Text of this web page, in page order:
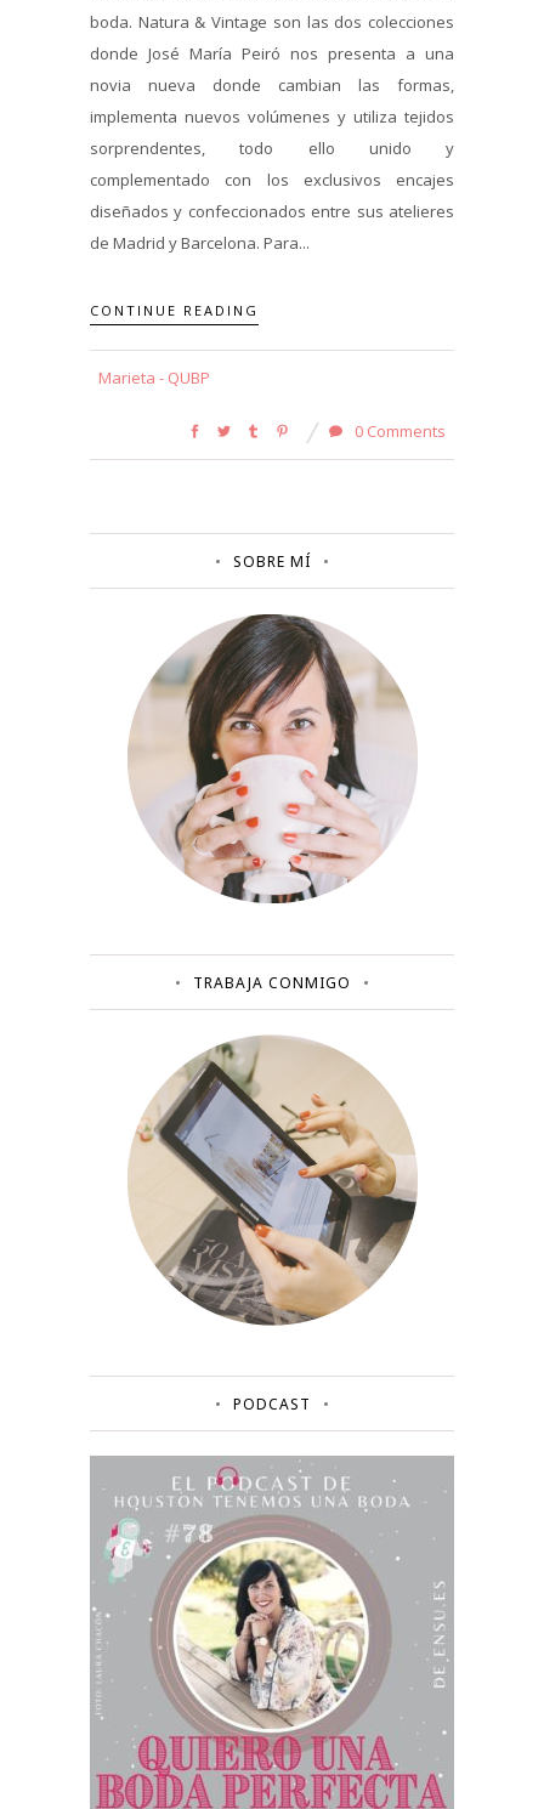
boda. Natura & Vintage son las dos colecciones
donde José María Peiró nos presenta a una
novia nueva donde cambian las formas,
implementa nuevos volúmenes y utiliza tejidos
sorprendentes, todo ello unido y
complementado con los exclusivos encajes
diseñados y confeccionados entre sus atelieres
de Madrid y Barcelona. Para...
CONTINUE READING
Marieta - QUBP
0 Comments
SOBRE MÍ
TRABAJA CONMIGO
PODCAST